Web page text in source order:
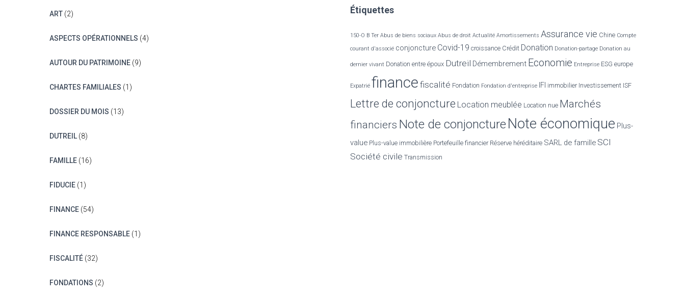
ART (2)
ASPECTS OPÉRATIONNELS (4)
AUTOUR DU PATRIMOINE (9)
CHARTES FAMILIALES (1)
DOSSIER DU MOIS (13)
DUTREIL (8)
FAMILLE (16)
FIDUCIE (1)
FINANCE (54)
FINANCE RESPONSABLE (1)
FISCALITÉ (32)
FONDATIONS (2)
h
r
Étiquettes
150-O B Ter Abus de biens sociaux Abus de droit Actualité Amortissements Assurance vie Chine Compte
courant d'associé conjoncture Covid-19 croissance Crédit Donation Donation-partage Donation au
dernier vivant Donation entre époux Dutreil Démembrement Economie Entreprise ESG europe
Expatrié finance fiscalité Fondation Fondation d'entreprise IFI immobilier Investissement ISF
Lettre de conjoncture Location meublée Location nue Marchés
financiers Note de conjoncture Note économique Plus-
value Plus-value immobilière Portefeuille financier Réserve héréditaire SARL de famille SCI
Société civile Transmission